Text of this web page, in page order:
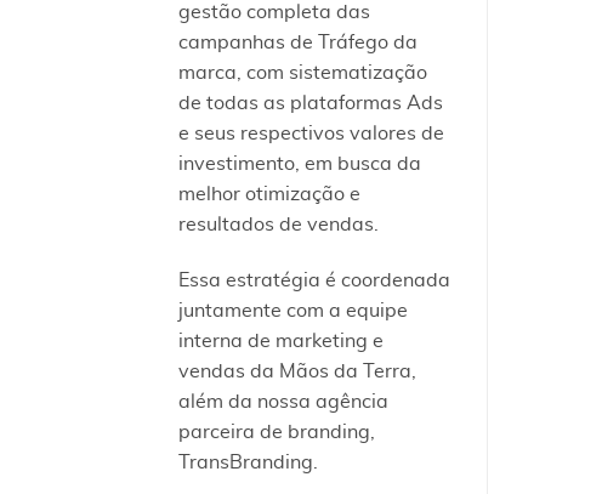
gestão completa das
campanhas de Tráfego da
marca, com sistematização
de todas as plataformas Ads
e seus respectivos valores de
investimento, em busca da
melhor otimização e
resultados de vendas.
Essa estratégia é coordenada
juntamente com a equipe
interna de marketing e
vendas da Mãos da Terra,
além da nossa agência
parceira de branding,
TransBranding.